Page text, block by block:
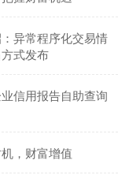
异常程序化交易情
式发布
信用报告自助查询
，财富增值